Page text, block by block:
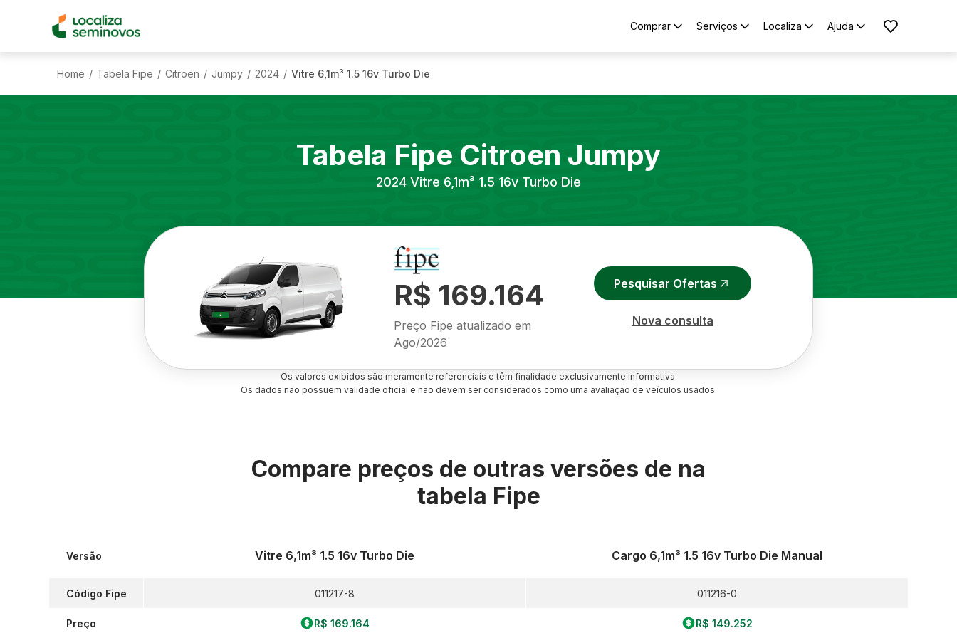
Comprar Serviços Localiza Ajuda
Home / Tabela Fipe / Citroen / Jumpy / 2024 / Vitre 6,1m³ 1.5 16v Turbo Die
Tabela Fipe Citroen Jumpy
2024 Vitre 6,1m³ 1.5 16v Turbo Die
R$ 169.164
Preço Fipe atualizado em
Ago/2026
Pesquisar Ofertas
Nova consulta
Os valores exibidos são meramente referenciais e têm finalidade exclusivamente informativa.
Os dados não possuem validade oficial e não devem ser considerados como uma avaliação de veículos usados.
Compare preços de outras versões de na
tabela Fipe
Versão
Código Fipe
Preço
Vitre 6,1m³ 1.5 16v Turbo Die
011217-8
R$ 169.164
Cargo 6,1m³ 1.5 16v Turbo Die Manual
011216-0
R$ 149.252